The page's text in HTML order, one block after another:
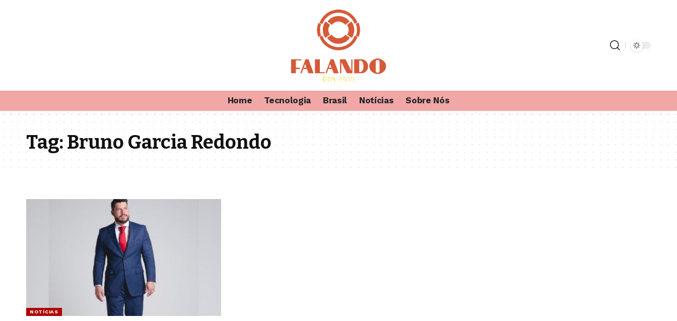
Home Tecnologia Brasil Notícias Sobre Nós
Tag:Bruno Garcia Redondo
NOTÍCIAS